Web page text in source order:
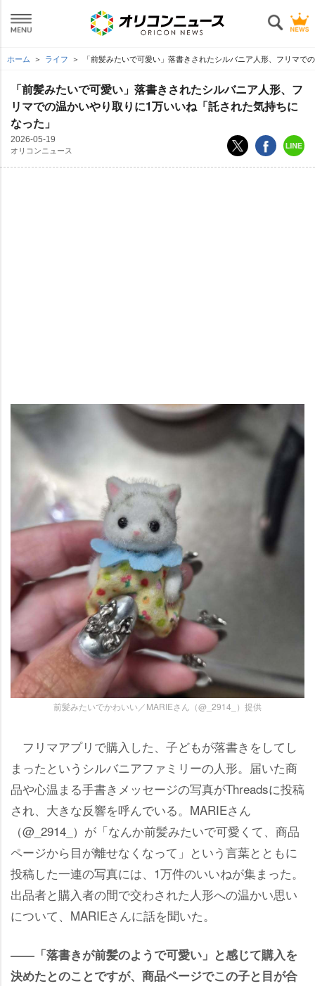
ホーム ライフ 「前髪みたいで可愛い」落書きされたシルバニア人形、フリマ
「前髪みたいで可愛い」落書きされたシルバニア人形、フ
リマでの温かいやり取りに1万いいね「託された気持ちに
なった」
2026-05-19
オリコンニュース
前髪みたいでかわいい／MARIEさん（@_2914_）提供
フリマアプリで購入した、子どもが落書きをしてし
まったというシルバニアファミリーの人形。届いた商
品や心温まる手書きメッセージの写真がThreadsに投稿
され、大きな反響を呼んでいる。MARIEさん
（@_2914_）が「なんか前髪みたいで可愛くて、商品
ページから目が離せなくなって」という言葉とともに
投稿した一連の写真には、1万件のいいねが集まった。
出品者と購入者の間で交わされた人形への温かい思い
について、MARIEさんに話を聞いた。
――「落書きが前髪のようで可愛い」と感じて購入を
決めたとのことですが、商品ページでこの子と目が合